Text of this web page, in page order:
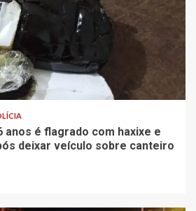
anos é flagrado com haxixe e
deixar veículo sobre canteiro